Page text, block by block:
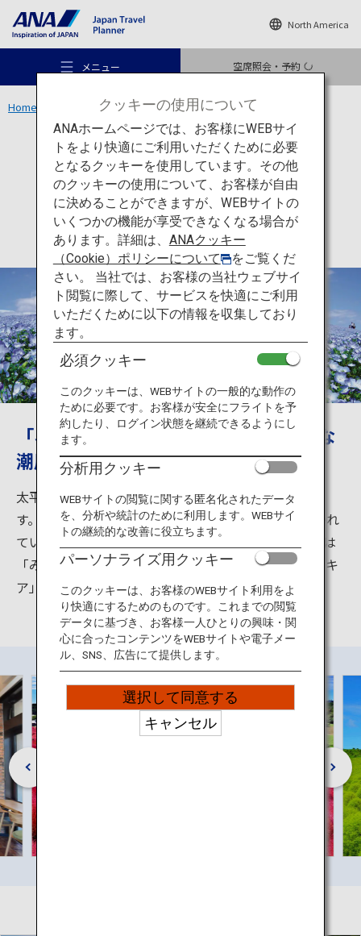
North America
メニュー 空席照会・予約
おすすめの旅
旅のアイデア
行き先
旅のお役立ち情報
ANA サービス
Home 関東エリア ひたち海浜公園
アクティビティ 茨城
ひたち海浜公園
「ネモフィラ」といえばここ！爽やかな
潮風にふかれ、絶景散歩で夢心地！
太平洋岸に面した、茨城県を代表する観光スポットで
す。約200ヘクタールの広い園内は7つのエリアに分かれ
ていて、様々な過ごし方で楽しめます。中でも大人気は
「みはらしの丘」一面に広がる「ネモフィラ」と「コキ
ア」。あなたをファンタジーの世界へいざないます。
クッキーの使用について
ANAホームページでは、お客様にWEBサイ
トをより快適にご利用いただくために必要
となるクッキーを使用しています。その他
のクッキーの使用について、お客様が自由
に決めることができますが、WEBサイトの
いくつかの機能が享受できなくなる場合が
あります。詳細は、 ANAクッキー
（Cookie）ポリシーについて
をご覧くだ
さい。 当社では、お客様の当社ウェブサイ
ト閲覧に際して、サービスを快適にご利用
いただくために以下の情報を収集しており
ます。
必須クッキー
このクッキーは、WEBサイトの一般的な動作の
ために必要です。お客様が安全にフライトを予
約したり、ログイン状態を継続できるようにし
ます。
分析用クッキー
WEBサイトの閲覧に関する匿名化されたデータ
を、分析や統計のために利用します。WEBサイ
トの継続的な改善に役立ちます。
パーソナライズ用クッキー
このクッキーは、お客様のWEBサイト利用をよ
り快適にするためのものです。これまでの閲覧
データに基づき、お客様一人ひとりの興味・関
心に合ったコンテンツをWEBサイトや電子メー
ル、SNS、広告にて提供します。
選択して同意する
キャンセル